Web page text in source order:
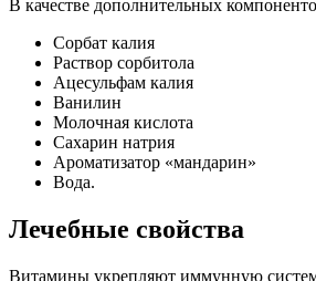
В качестве дополнительных
Сорбат калия
Раствор сорбитола
Ацесульфам калия
Ванилин
Молочная кислота
Сахарин натрия
Ароматизатор «мандарин»
Вода.
Лечебные свойства
Витамины укрепляют иммунную